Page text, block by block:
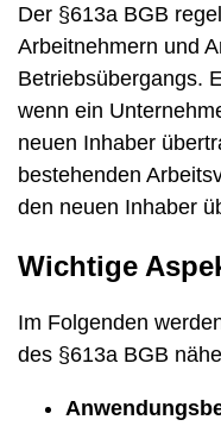
Der §613a BGB
Arbeitnehmern und
Betriebsübergangs.
wenn ein
neuen Inhaber
bestehenden
den neuen Inhaber
Wichtige
Im Folgenden
des §613a BGB